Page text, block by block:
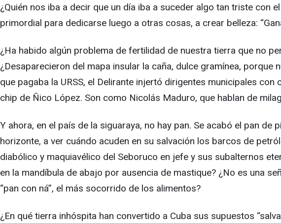
¿Quién nos iba a decir que un día iba a suceder algo tan triste
primordial para dedicarse luego a otras cosas, a crear belleza:
¿Ha habido algún problema de fertilidad de nuestra tierra que no
¿Desaparecieron del mapa insular la caña, dulce gramínea, porque
que pagaba la URSS, el Delirante injertó dirigentes municipales
chip de Ñico López. Son como Nicolás Maduro, que hablan de
Y ahora, en el país de la siguaraya, no hay pan. Se acabó el pan
horizonte, a ver cuándo acuden en su salvación los barcos de
diabólico y maquiavélico del Seboruco en jefe y sus subalternos
en la mandíbula de abajo por ausencia de mastique? ¿No es una
“pan con ná”, el más socorrido de los alimentos?
¿En qué tierra inhóspita han convertido a Cuba sus supuestos